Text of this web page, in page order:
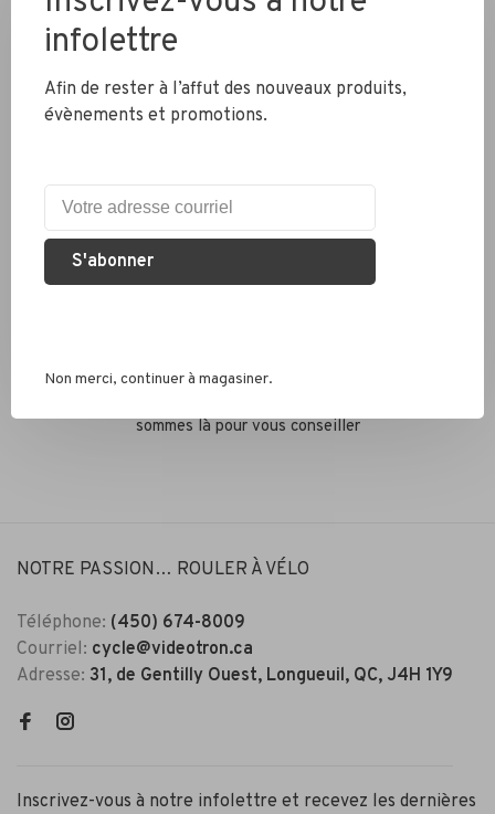
Livraison partout au Canada
Nous recyclons les pneus, chambres à air et métaux
Services conseil
sommes là pour vous conseiller
NOTRE PASSION… ROULER À VÉLO
Téléphone: (450) 674-8009
Courriel: cycle@videotron.ca
Adresse: 31, de Gentilly Ouest, Longueuil, QC, J4H 1Y9
Inscrivez-vous à notre infolettre et recevez les dernières
infolettre
Afin de rester à l’affut des nouveaux produits,
évènements et promotions.
S'abonner
Non merci, continuer à magasiner.